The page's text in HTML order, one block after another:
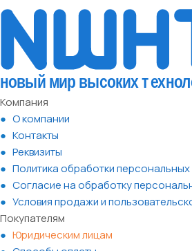
Компания
О компании
Контакты
Реквизиты
Политика обработки
Согласие на обработку
Условия продажи и
Покупателям
Юридическим лицам